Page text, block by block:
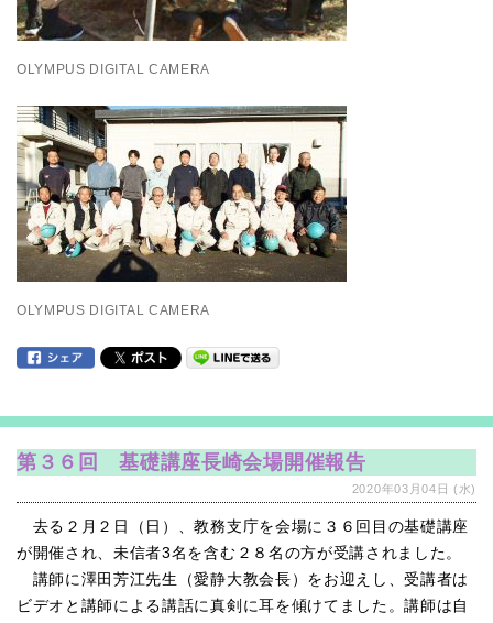
OLYMPUS DIGITAL CAMERA
OLYMPUS DIGITAL CAMERA
第３６回 基礎講座長崎会場開催報告
2020年03月04日 (水)
去る２月２日（日）、教務支庁を会場に３６回目の基礎講座
が開催され、未信者3名を含む２８名の方が受講されました。
講師に澤田芳江先生（愛静大教会長）をお迎えし、受講者は
ビデオと講師による講話に真剣に耳を傾けてました。講師は自